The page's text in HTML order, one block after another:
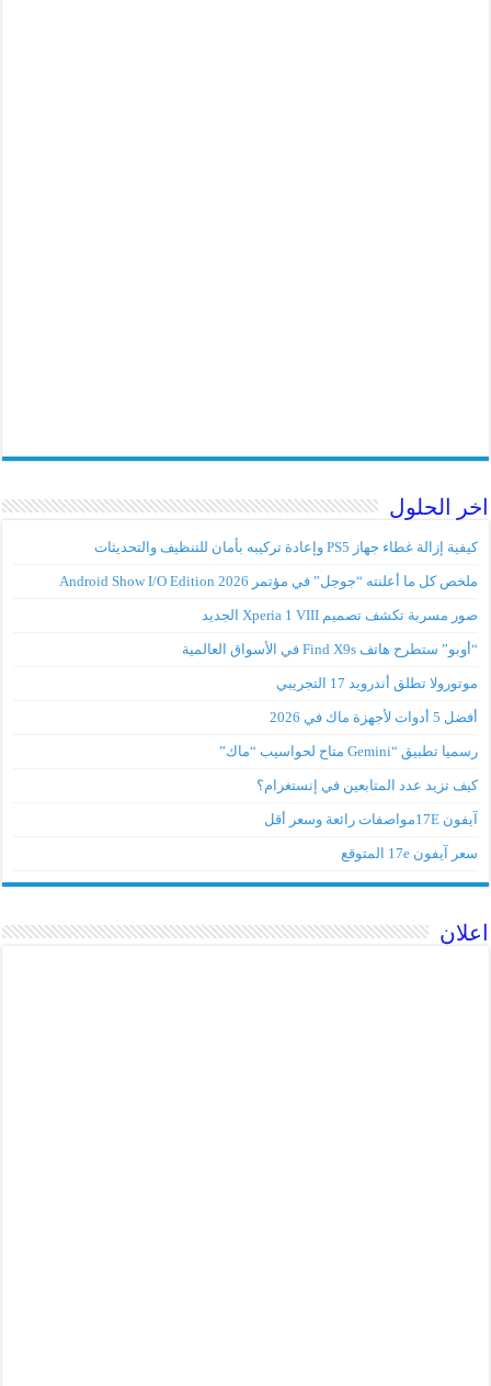
اخر الحلول
كيفية إزالة غطاء جهاز PS5 وإعادة تركيبه بأمان للتنظيف والتحديثات
ملخص كل ما أعلنته “جوجل” في مؤتمر Android Show I/O Edition 2026
صور مسربة تكشف تصميم Xperia 1 VIII الجديد
“أوبو” ستطرح هاتف Find X9s في الأسواق العالمية
موتورولا تطلق أندرويد 17 التجريبي
أفضل 5 أدوات لأجهزة ماك في 2026
رسميا تطبيق “Gemini متاح لحواسيب “ماك”
كيف تزيد عدد المتابعين في إنستغرام؟
آيفون 17Eمواصفات رائعة وسعر أقل
سعر آيفون 17e المتوقع
اعلان